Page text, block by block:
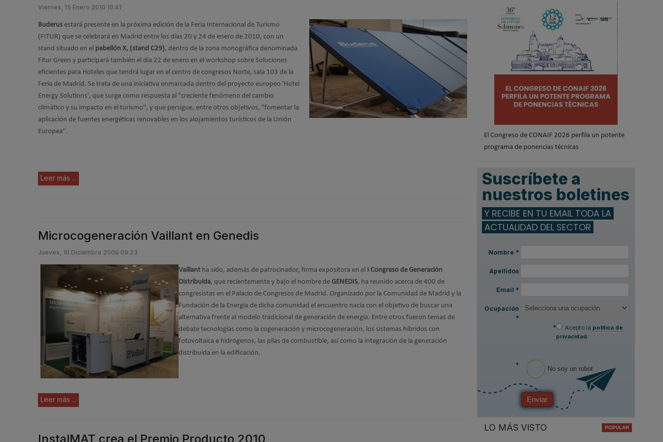
Viernes, 15 Enero 2010 10:41
Buderus estará presente en la próxima edición de la Feria Internacional de Turismo
(FITUR) que se celebrará en Madrid entre los días 20 y 24 de enero de 2010, con un
stand situado en el pabellón X, (stand C29), dentro de la zona monográfica denominada
Fitur Green y participará también el día 22 de enero en el workshop sobre Soluciones
eficientes para Hoteles que tendrá lugar en el centro de congresos Norte, sala 103 de la
Feria de Madrid. Se trata de una iniciativa enmarcada dentro del proyecto europeo 'Hotel
Energy Solutions', que surge como respuesta al "creciente fenómeno del cambio
climático y su impacto en el turismo", y que persigue, entre otros objetivos, "fomentar la
aplicación de fuentes energéticas renovables en los alojamientos turísticos de la Unión
Europea".
Leer más ...
Microcogeneración Vaillant en Genedis
Jueves, 10 Diciembre 2009 09:23
Vaillantha sido, además de patrocinador, firma expositora en el I Congreso de Generación
Distribuida, que recientemente y bajo el nombre de GENEDIS, ha reunido acerca de 400 de
congresistas en el Palacio de Congresos de Madrid. Organizado por la Comunidad de Madrid y la
Fundación de la Energía de dicha comunidad el encuentro nacía con el objetivo de buscar una
alternativa frente al modelo tradicional de generación de energía. Entre otros fueron temas de
debate tecnologías como la cogeneración y microcogeneración, los sistemas híbridos con
fotovoltaica e hidrógenos, las pilas de combustible, así como la integración de la generación
distribuida en la edificación.
Leer más ...
InstalMAT crea el Premio Producto 2010
El Congreso de CONAIF 2026 perfila un potente
programa de ponencias técnicas
Suscríbete a
nuestros boletines
Y RECIBE EN TU EMAIL TODA LA
ACTUALIDAD DEL SECTOR
Nombre *
Apellidos
Email *
Ocupación
*
*
Acepto la política de
privacidad.
* No soy un robot
Enviar
LO MÁS VISTO